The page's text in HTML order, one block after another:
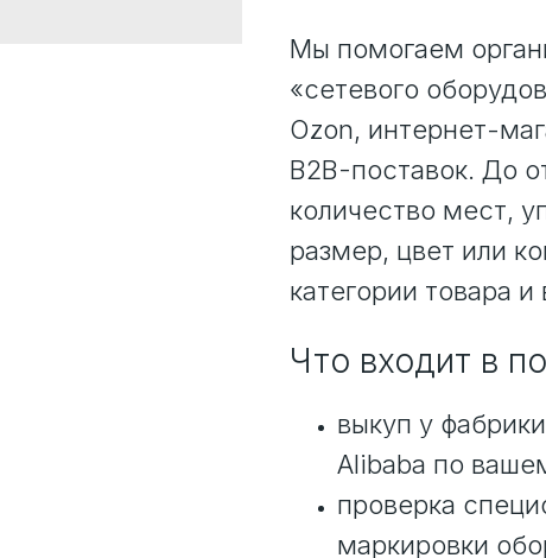
Мы помогаем
«сетевого
Ozon, интернет-
B2B-поставок. До
количество мест,
размер, цвет или
категории товара
Что входит в
выкуп у
Alibaba по
проверка
маркировки